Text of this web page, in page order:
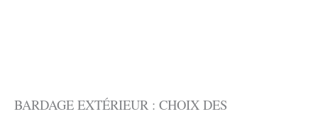
BARDAGE EXTÉRIEUR : CHOIX DES